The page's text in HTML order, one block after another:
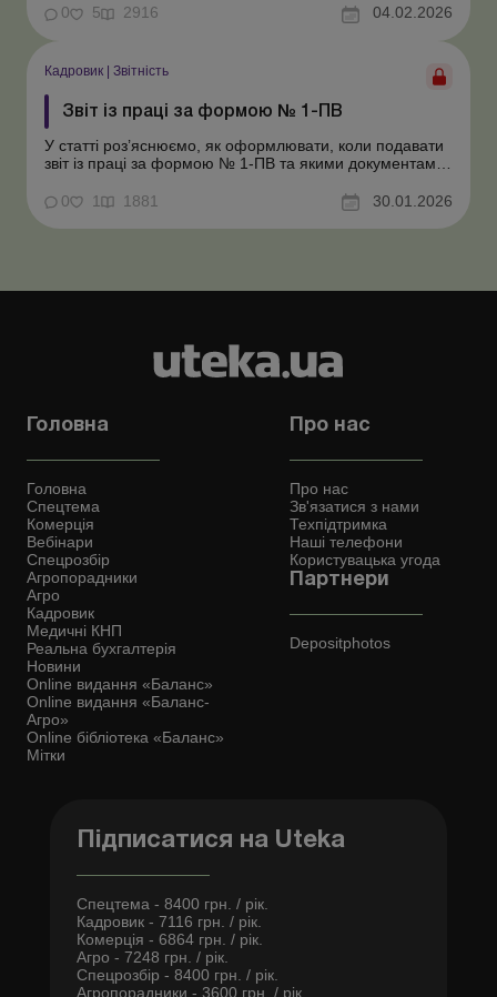
бронювання працівників є одним з важливих завдань
роботодавця, адже це дає змогу підприємству
працювати завдяки необхідній кількості персоналу. Але
чи всі...
0 5 2916 04.02.2026
Кадровик | Звітність
Звіт із праці за формою № 1-ПВ
У статті роз’яснюємо, як оформлювати, коли подавати
звіт із праці за формою № 1-ПВ та якими документами
05.07.2025 відновлено обов’язкове подання
статистичної та фінансової звітності для всіх
підприємств, установ, організацій та підпри...
0 1 1881 30.01.2026
Головна
Головна
Спецтема
Комерція
Вебінари
Спецрозбір
Агропорадники
Агро
Кадровик
Медичні КНП
Реальна бухгалтерія
Новини
Online видання «Баланс»
Online видання «Баланс-
Агро»
Online бібліотека «Баланс»
Мітки
Про нас
Про нас
Зв'язатися з нами
Техпідтримка
Наші телефони
Користувацька угода
Партнери
Depositphotos
Підписатися на Uteka
Спецтема - 8400 грн. / рік.
Кадровик - 7116 грн. / рік.
Комерція - 6864 грн. / рік.
Агро - 7248 грн. / рік.
Спецрозбір - 8400 грн. / рік.
Агропорадники - 3600 грн. / рік.